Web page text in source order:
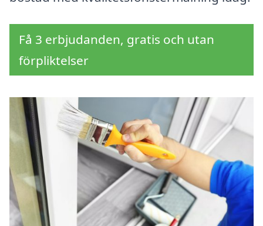
Få 3 erbjudanden, gratis och utan
förpliktelser